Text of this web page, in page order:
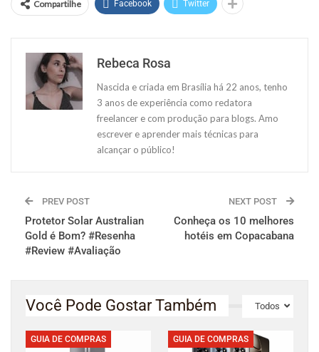
Compartilhe Facebook Twitter
Rebeca Rosa
Nascida e criada em Brasília há 22 anos, tenho
3 anos de experiência como redatora
freelancer e com produção para blogs. Amo
escrever e aprender mais técnicas para
alcançar o público!
PREV POST
Protetor Solar Australian
Gold é Bom? #Resenha
#Review #Avaliação
NEXT POST
Conheça os 10 melhores
hotéis em Copacabana
Todos
Você Pode Gostar Também
GUIA DE COMPRAS GUIA DE COMPRAS